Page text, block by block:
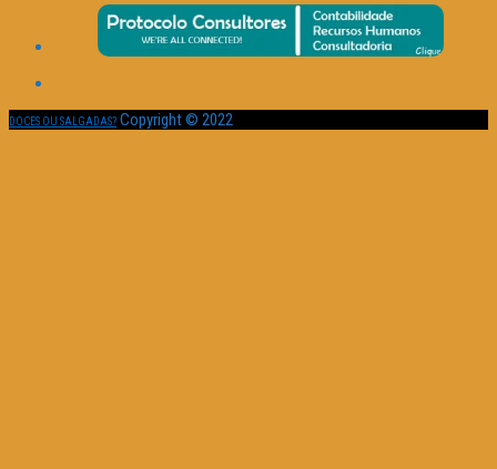
DOCES OU SALGADAS? Copyright © 2022